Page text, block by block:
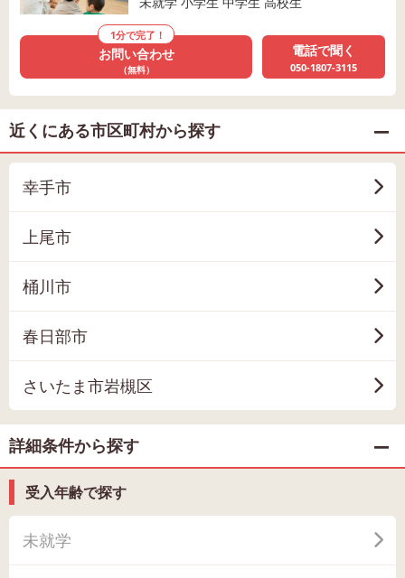
1分で完了！
お問い合わせ
（無料）
電話で聞く
050-1807-3115
近くにある市区町村から探す
幸手市
上尾市
桶川市
春日部市
さいたま市岩槻区
詳細条件から探す
受入年齢で探す
未就学